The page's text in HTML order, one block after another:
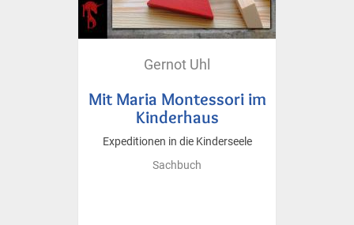
Gernot Uhl
Mit Maria Montessori im
Kinderhaus
Expeditionen in die Kinderseele
Sachbuch